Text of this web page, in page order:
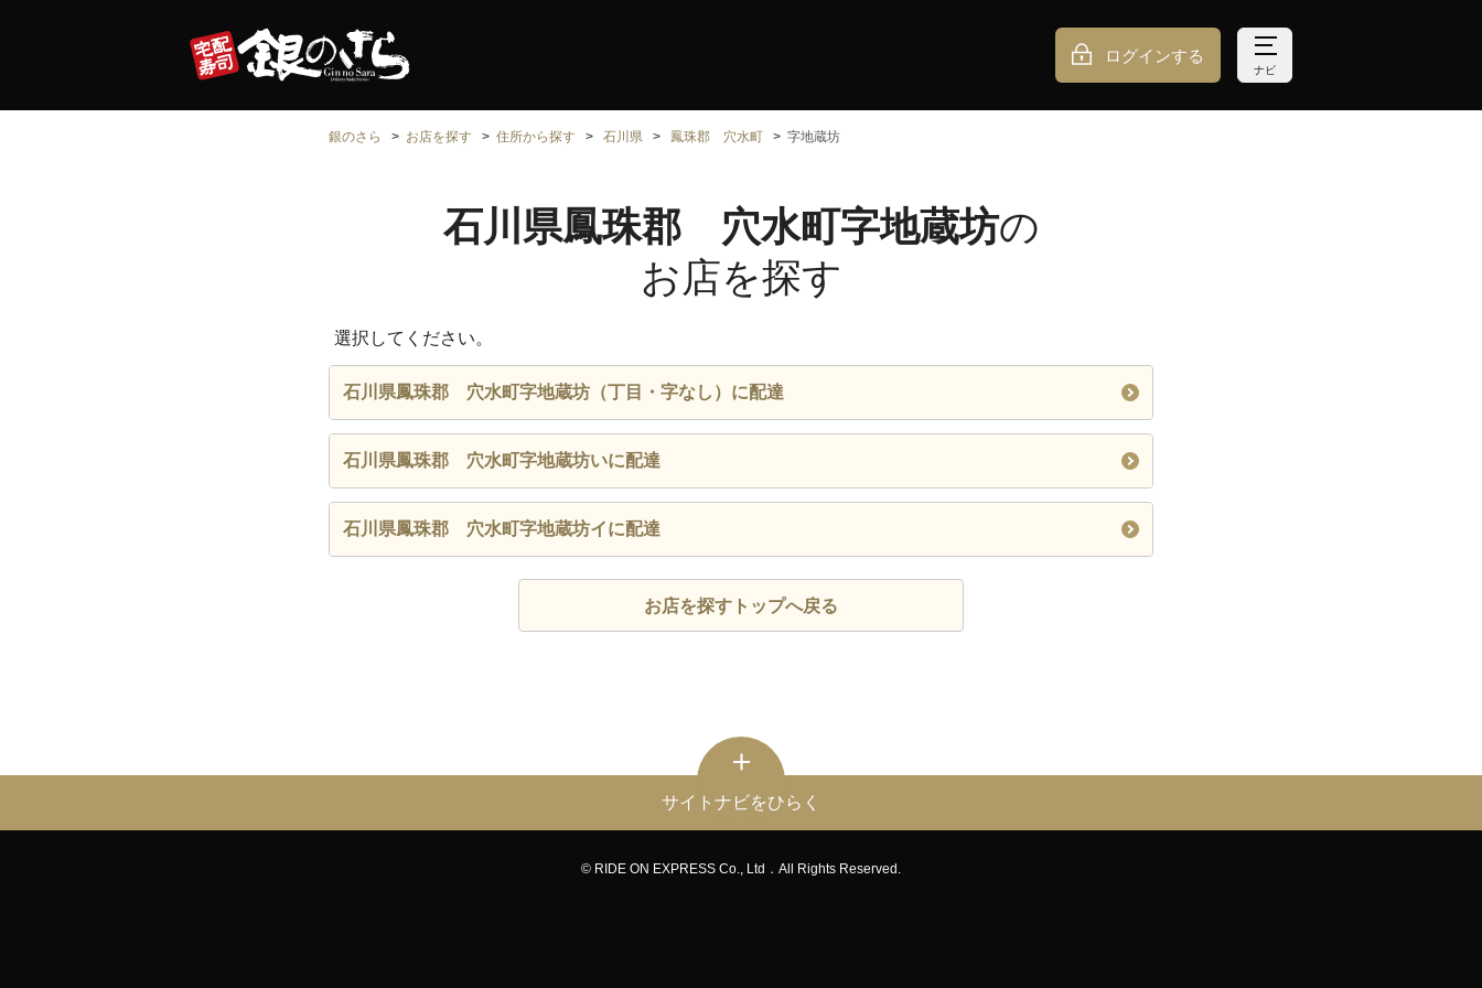
ログインする
ナビ
銀のさら お店を探す 住所から探す 石川県 鳳珠郡 穴水町 字地蔵坊
石川県鳳珠郡 穴水町字地蔵坊の
お店を探す
選択してください。
石川県鳳珠郡 穴水町字地蔵坊（丁目・字なし）に配達
石川県鳳珠郡 穴水町字地蔵坊いに配達
石川県鳳珠郡 穴水町字地蔵坊イに配達
お店を探すトップへ戻る
サイトナビをひらく
© RIDE ON EXPRESS Co., Ltd．All Rights Reserved.